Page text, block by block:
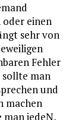
oder einen
sehr von
Fehler
sollte man
und
machen
man jedeN,